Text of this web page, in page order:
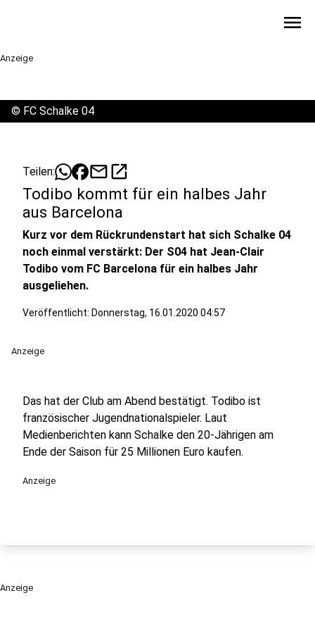
menu
Anzeige
© FC Schalke 04
Teilen: mailopen_in_new
Todibo kommt für ein halbes Jahr
aus Barcelona
Kurz vor dem Rückrundenstart hat sich Schalke 04
noch einmal verstärkt: Der S04 hat Jean-Clair
Todibo vom FC Barcelona für ein halbes Jahr
ausgeliehen.
Veröffentlicht: Donnerstag, 16.01.2020 04:57
Anzeige
Das hat der Club am Abend bestätigt. Todibo ist
französischer Jugendnationalspieler. Laut
Medienberichten kann Schalke den 20-Jährigen am
Ende der Saison für 25 Millionen Euro kaufen.
Anzeige
Anzeige